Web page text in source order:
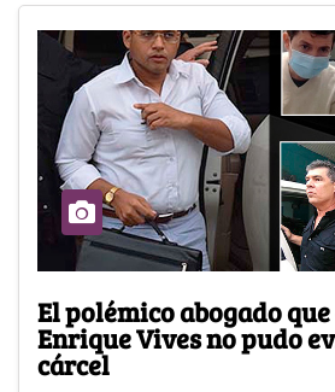
El polémico abogado
Enrique Vives no pudo
cárcel